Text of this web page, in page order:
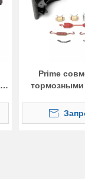
Prime
тормозными